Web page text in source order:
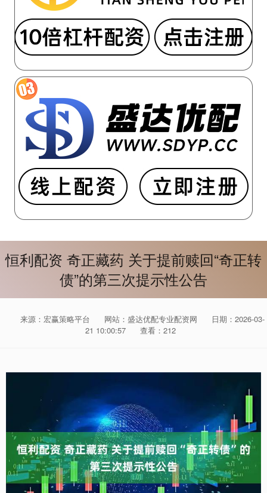
恒利配资 奇正藏药 关于提前赎回“奇正转
债”的第三次提示性公告
来源：宏赢策略平台 网站：盛达优配专业配资网
日期：2026-03-
21 10:00:57
查看：212